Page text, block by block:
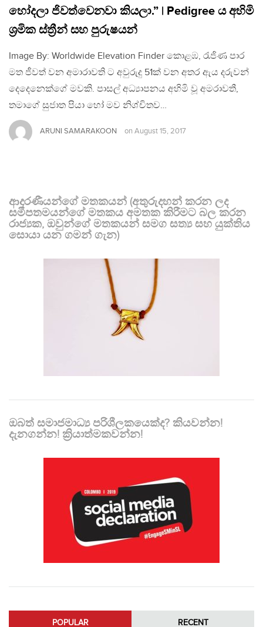
හෝදලා ජිවත්වෙනවා කියලා.” | Pedigree ය අහිමි
ශ්‍රමික ස්ත්‍රීන් සහ පුරුෂයන්
Image By: Worldwide Elevation Finder කොළඹ, රැජිණ පාර
මත ජීවත් වන අමාරාවති ට අවුරුදු 51ක් වන අතර ඇය දරුවන්
දෙදෙනෙක්ගේ මවකි. පාසල් අධ්‍යාපනය අහිමි වූ අමරාවතී,
තමාගේ සුජාත පියා හෝ මව නිශ්චිතව…
ARUNI SAMARAKOON on August 15, 2017
ආදරණීයන්ගේ මතකයන් (අතුරුදහන් කරන ලද
සමීපතමයන්ගේ මතකය අමතක කිරීමට බල කරන
රාජ්‍යක, ඔවුන්ගේ මතකයන් සමග සත්‍ය සහ යුක්තිය
සොයා යන ගමන් ගැන)
ඔබත් සමාජමාධ්‍ය පරිශීලකයෙක්ද? කියවන්න!
දැනගන්න! ක්‍රියාත්මකවන්න!
POPULAR RECENT